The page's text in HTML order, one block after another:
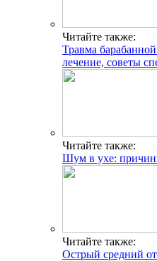
Читайте также:
Травма
лечение, советы
Читайте также:
Шум в ухе:
Читайте также:
Острый средний